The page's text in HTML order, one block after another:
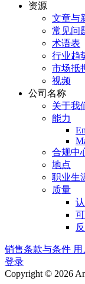
资源
文章与
常见问
术语表
行业趋
市场抵
视频
公司名称
关于我
能力
合规中
地点
职业生
质量
销售条款与条件
登录
Copyright © 2026